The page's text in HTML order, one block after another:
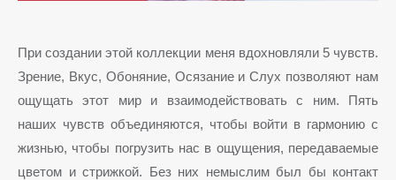
При создании этой коллекции меня вдохновляли 5 чувств.
Зрение, Вкус, Обоняние, Осязание и Слух позволяют нам
ощущать этот мир и взаимодействовать с ним. Пять
наших чувств объединяются, чтобы войти в гармонию с
жизнью, чтобы погрузить нас в ощущения, передаваемые
цветом и стрижкой. Без них немыслим был бы контакт